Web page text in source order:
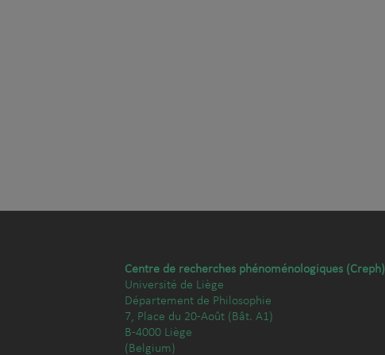
Centre de recherches phénoménologiques (Creph)
Université de Liège
Département de Philosophie
7, Place du 20-Août (Bât. A1)
B-4000 Liège
(Belgium)